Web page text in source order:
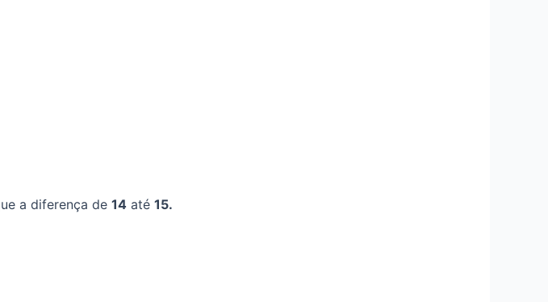
a diferença de 14 até 15.